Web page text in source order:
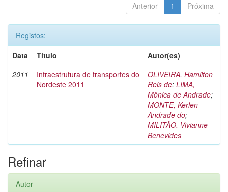
Anterior 1 Próxima
Registos:
Data
Título
Autor(es)
2011
Infraestrutura de transportes do
Nordeste 2011
OLIVEIRA, Hamilton
Reis de; LIMA,
Mônica de Andrade;
MONTE, Kerlen
Andrade do;
MILITÃO, Vivianne
Benevides
Refinar
Autor